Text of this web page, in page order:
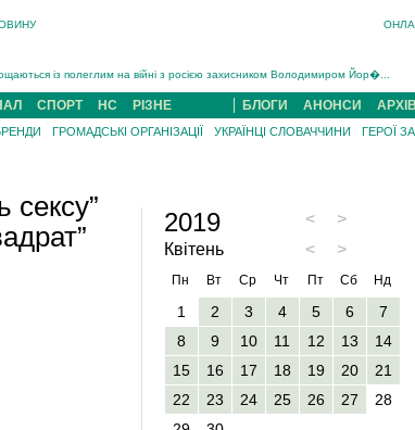
із полеглим на війні з росією захисником Володимиром Йор�...
попрощаються із захисником Богданом Югасом, який два роки �...
захисника із Нанкова на Хустщині Юліана Гербея (ФОТО)[/gree...
військовий з Виноградова Ігнат Роздяловський (ФОТО)...
СПОРТ НС РІЗНЕ БЛОГИ АНОНСИ АРХІВ
ГРОМАДСЬКІ ОРГАНІЗАЦІЇ УКРАЇНЦІ СЛОВАЧЧИНИ ГЕРОЇ
сексу”
2019 <
>
Квітень
< >
Пн Вт Ср Чт Пт Сб Нд
1 2 3 4 5 6
7
8
9 10 11 12 13
14
15
16 17 18 19 20
21
22
23 24 25 26 27
28